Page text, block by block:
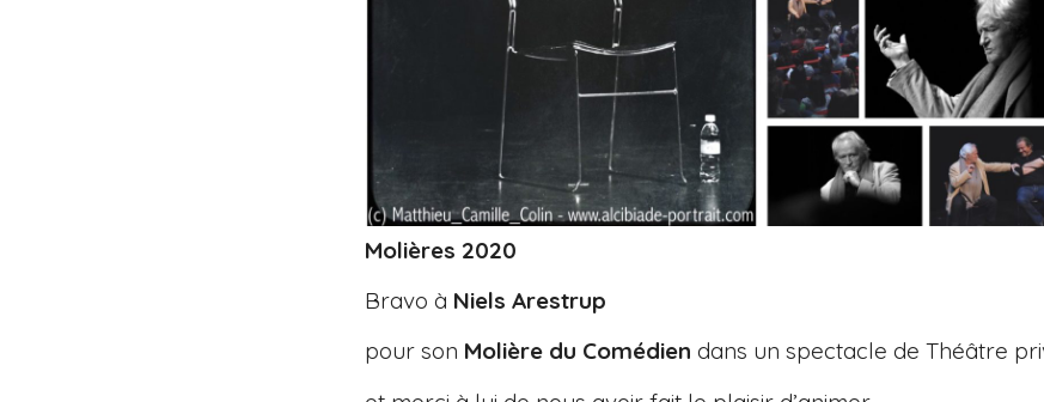
Molières 2020
Bravo à Niels Arestrup
pour son Molière du Comédien dans un spectacle de Théâtre